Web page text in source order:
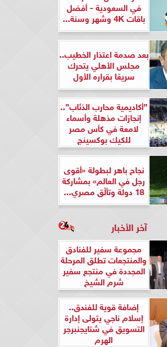
في السعودية - أفضل
باقات 4K وشهر وسنة...
بعد صدمة اعتذار الخطيب..
مجلس الأهلي يتحرك
سريعًا بقراره الأول
”أكاديمية محارب الذئاب”..
إنجازات مذهلة وأسماء
لامعة في كأس مصر
للكيك بوكسينج
نجاح باهر لبطولة «أقوى
رجل في العالم» بمشاركة
18 دولة وتألّق مصري...
آخر الأخبار
مجموعة سفير للفنادق
والمنتجعات تطلق المرحلة
المجددة في منتجع سفير
شرم الشيخ
إضافة قوية للفندق..
إسلام ناجي يتولى إدارة
التسويق في شتايجنبرجر
الهرم